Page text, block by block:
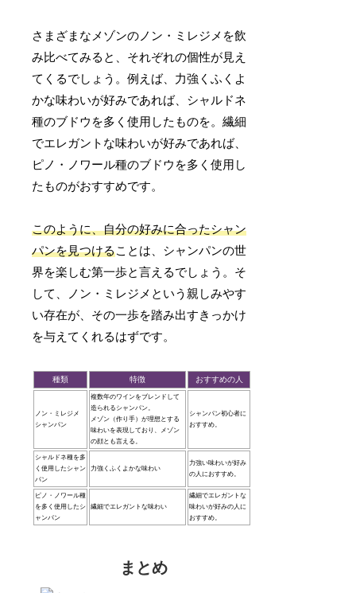
さまざまなメゾンのノン・ミレジメを飲
み比べてみると、それぞれの個性が見え
てくるでしょう。例えば、力強くふくよ
かな味わいが好みであれば、シャルドネ
種のブドウを多く使用したものを。繊細
でエレガントな味わいが好みであれば、
ピノ・ノワール種のブドウを多く使用し
たものがおすすめです。
このように、自分の好みに合ったシャン
パンを見つけることは、シャンパンの世
界を楽しむ第一歩と言えるでしょう。そ
して、ノン・ミレジメという親しみやす
い存在が、その一歩を踏み出すきっかけ
を与えてくれるはずです。
種類 特徴 おすすめの人
ノン・ミレジメ
シャンパン
複数年のワインをブレンドして
造られるシャンパン。
メゾン（作り手）が理想とする
味わいを表現しており、メゾン
の顔とも言える。
シャンパン初心者に
おすすめ。
シャルドネ種を多
く使用したシャン
パン
力強くふくよかな味わい
力強い味わいが好み
の人におすすめ。
ピノ・ノワール種
を多く使用したシ
ャンパン
繊細でエレガントな味わい
繊細でエレガントな
味わいが好みの人に
おすすめ。
まとめ